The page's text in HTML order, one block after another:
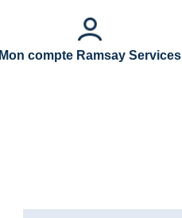
Mon compte Ramsay Services